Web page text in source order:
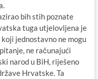
bih stih poznate
tuga utjelovljena je
jednostavno ne mogu
ne računajući
narod u BiH, riješeno
Hrvatske. Ta